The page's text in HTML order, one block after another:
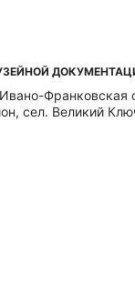
Франковская
сел. Великий